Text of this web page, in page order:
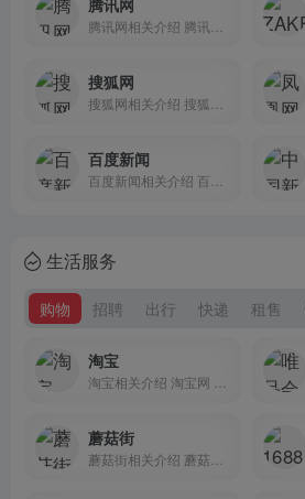
搜狐网
百度新闻
生活服务
购物 招聘 出行 快递 租售
淘宝
蘑菇街